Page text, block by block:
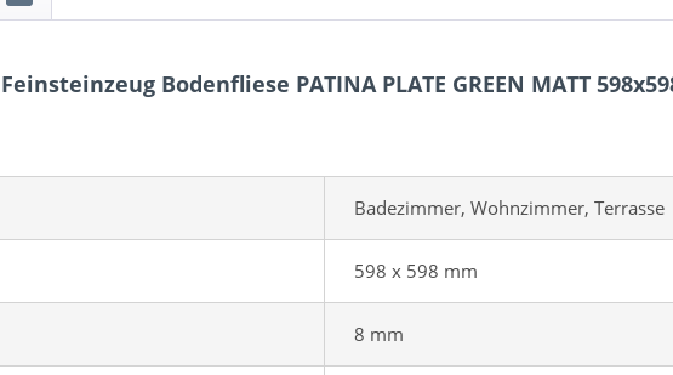
Bodenfliese PATINA PLATE GREEN MATT
Badezimmer, Wohnzimmer, Terrasse
598 x 598 mm
8 mm